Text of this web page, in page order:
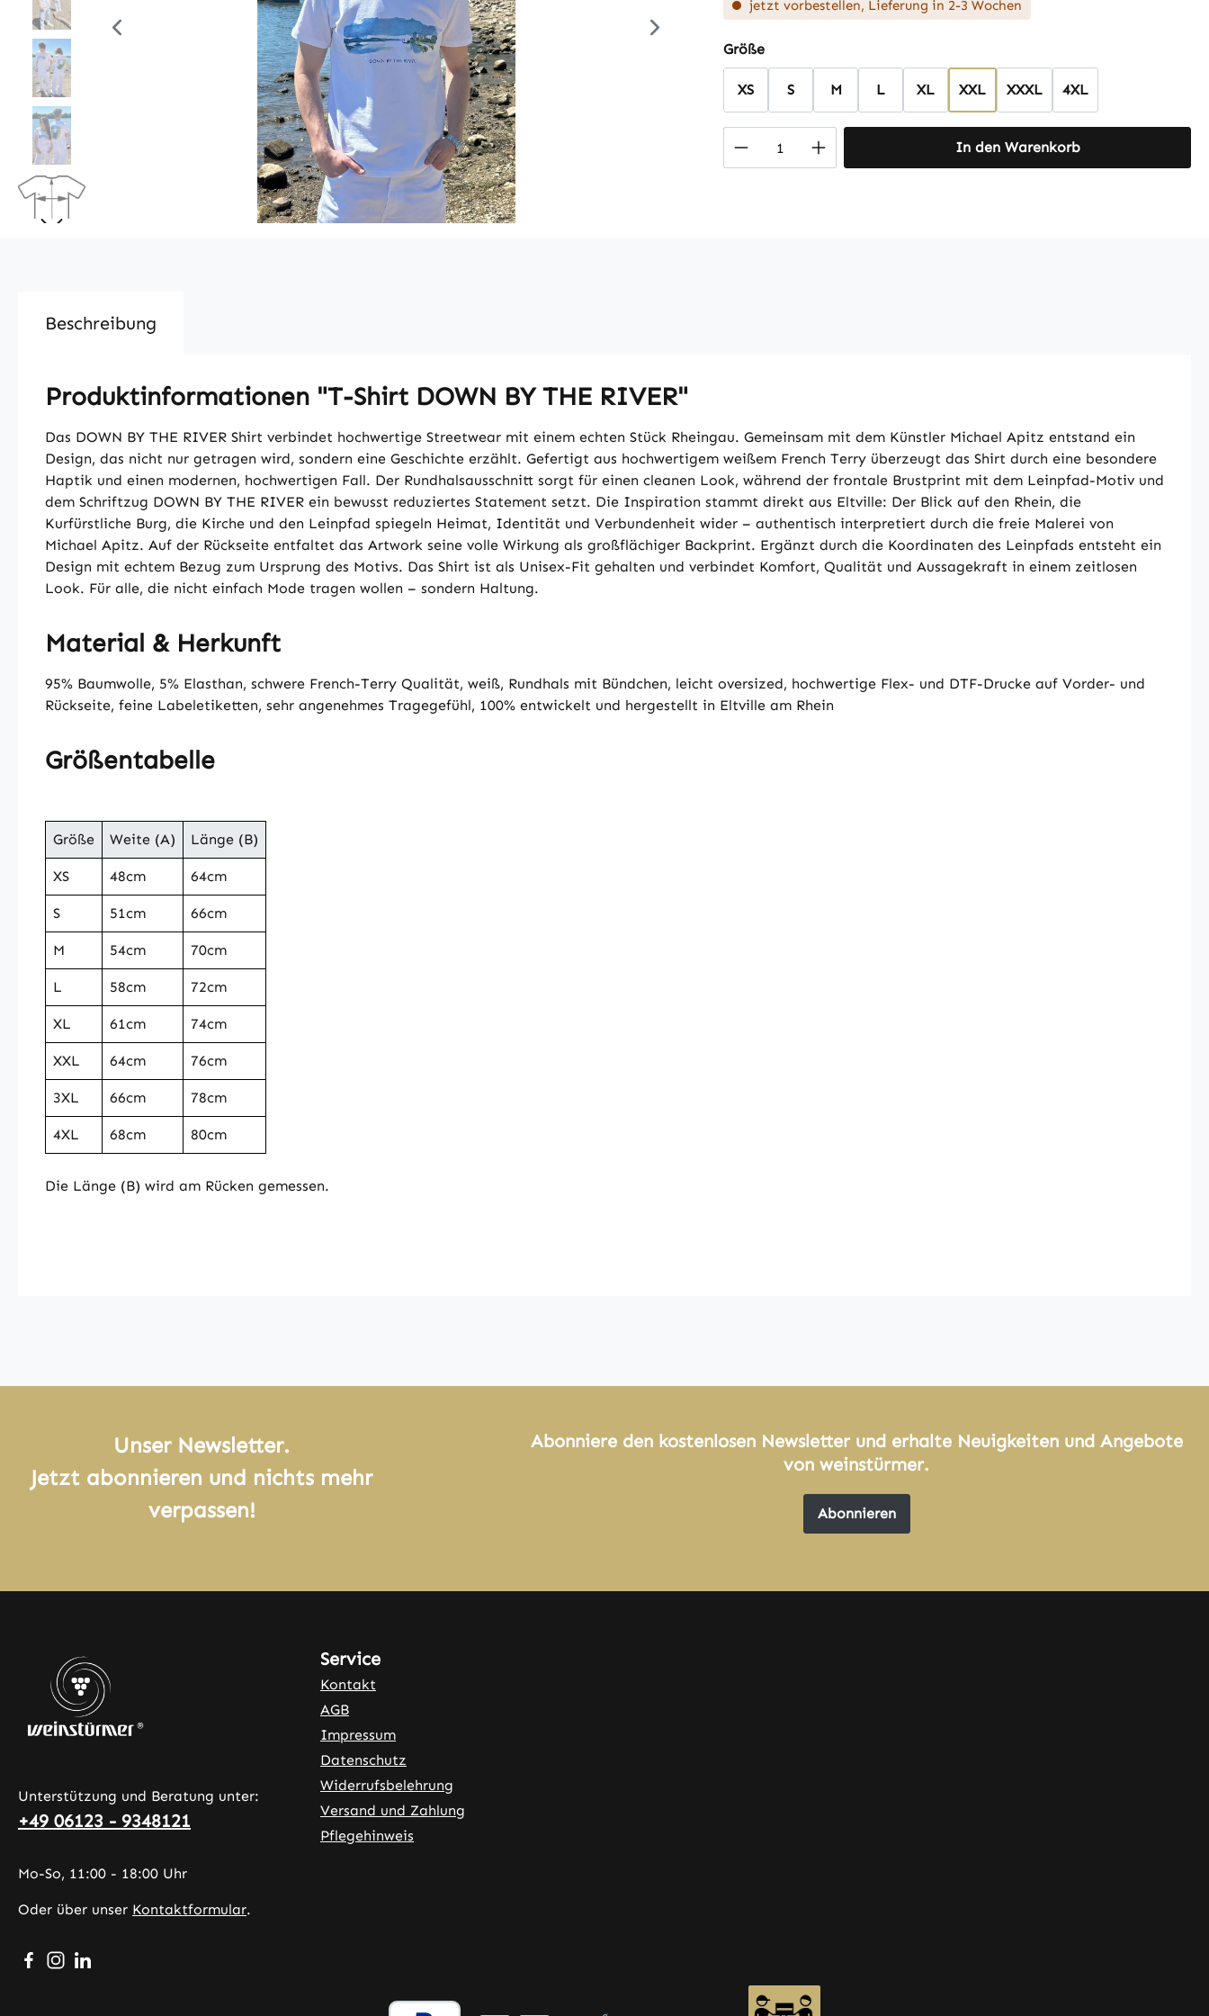
jetzt vorbestellen, Lieferung in 2-3 Wochen
Größeauswählen
XS S M L XL XXL XXXL 4XL
Produkt Anzahl: Gib den gewünschten Wert
In den Warenkorb
Beschreibung
Produktinformationen "T-Shirt DOWN BY THE RIVER"
Das DOWN BY THE RIVER Shirt verbindet hochwertige Streetwear mit einem echten Stück Rheingau. Gemeinsam mit dem Künstler Michael Apitz entstand ein
Design, das nicht nur getragen wird, sondern eine Geschichte erzählt. Gefertigt aus hochwertigem weißem French Terry überzeugt das Shirt durch eine besondere
Haptik und einen modernen, hochwertigen Fall. Der Rundhalsausschnitt sorgt für einen cleanen Look, während der frontale Brustprint mit dem Leinpfad-Motiv und
dem Schriftzug DOWN BY THE RIVER ein bewusst reduziertes Statement setzt. Die Inspiration stammt direkt aus Eltville: Der Blick auf den Rhein, die
Kurfürstliche Burg, die Kirche und den Leinpfad spiegeln Heimat, Identität und Verbundenheit wider – authentisch interpretiert durch die freie Malerei von
Michael Apitz. Auf der Rückseite entfaltet das Artwork seine volle Wirkung als großflächiger Backprint. Ergänzt durch die Koordinaten des Leinpfads entsteht ein
Design mit echtem Bezug zum Ursprung des Motivs. Das Shirt ist als Unisex-Fit gehalten und verbindet Komfort, Qualität und Aussagekraft in einem zeitlosen
Look. Für alle, die nicht einfach Mode tragen wollen – sondern Haltung.
Material & Herkunft
95% Baumwolle, 5% Elasthan, schwere French-Terry Qualität, weiß, Rundhals mit Bündchen, leicht oversized, hochwertige Flex- und DTF-Drucke auf Vorder- und
Rückseite, feine Labeletiketten, sehr angenehmes Tragegefühl, 100% entwickelt und hergestellt in Eltville am Rhein
Größentabelle
Größe Weite (A) Länge (B)
XS 48cm 64cm
S 51cm 66cm
M 54cm 70cm
L 58cm 72cm
XL 61cm 74cm
XXL 64cm 76cm
3XL 66cm 78cm
4XL 68cm 80cm
Die Länge (B) wird am Rücken gemessen.
Unser Newsletter.
Jetzt abonnieren und nichts mehr
verpassen!
Abonniere den kostenlosen Newsletter und erhalte Neuigkeiten und Angebote
von weinstürmer.
Abonnieren
Unterstützung und Beratung unter:
+49 06123 - 9348121
Mo-So, 11:00 - 18:00 Uhr
Oder über unser Kontaktformular.
Besuche uns auf Facebook – öffnet in neuem Tab (externer Link)
Schau auf Instagram vorbei – öffnet in neuem Tab (externer Link)
Vernetze dich mit uns auf LinkedIn – öffnet in neuem Tab (externer Link)
Service
Kontakt
AGB
Impressum
Datenschutz
Widerrufsbelehrung
Versand und Zahlung
Pflegehinweis